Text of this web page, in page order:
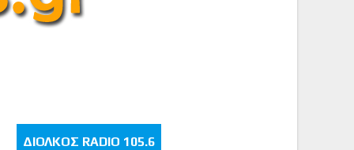
ΔΙΟΛΚΟΣ RADIO 105.6